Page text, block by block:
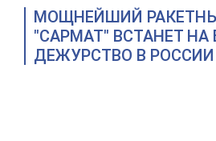
МОЩНЕЙШИЙ
"САРМАТ" ВСТАНЕТ НА
ДЕЖУРСТВО В РОССИИ